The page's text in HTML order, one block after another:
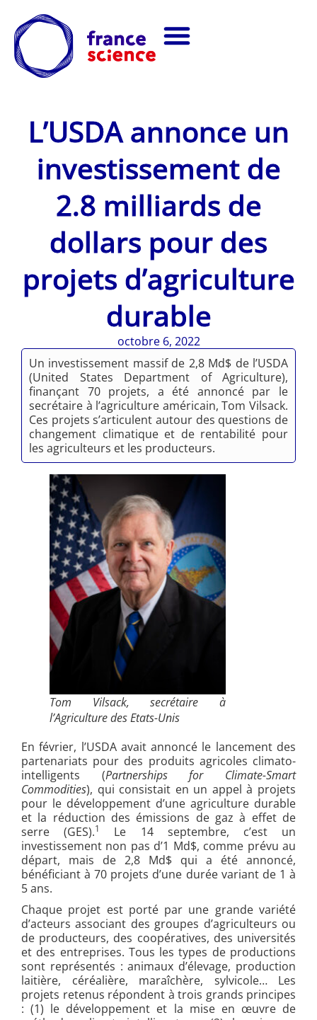
L’USDA annonce un
investissement de
2.8 milliards de
dollars pour des
projets d’agriculture
durable
octobre 6, 2022
Un investissement massif de 2,8 Md$ de l’USDA
(United States Department of Agriculture),
finançant 70 projets, a été annoncé par le
secrétaire à l’agriculture américain, Tom Vilsack.
Ces projets s’articulent autour des questions de
changement climatique et de rentabilité pour
les agriculteurs et les producteurs.
Tom Vilsack, secrétaire à
l’Agriculture des Etats-Unis
En février, l’USDA avait annoncé le lancement des
partenariats pour des produits agricoles climato-
intelligents (Partnerships for Climate-Smart
Commodities), qui consistait en un appel à projets
pour le développement d’une agriculture durable
et la réduction des émissions de gaz à effet de
serre (GES).1
Le 14 septembre, c’est un
investissement non pas d’1 Md$, comme prévu au
départ, mais de 2,8 Md$ qui a été annoncé,
bénéficiant à 70 projets d’une durée variant de 1 à
5 ans.
Chaque projet est porté par une grande variété
d’acteurs associant des groupes d’agriculteurs ou
de producteurs, des coopératives, des universités
et des entreprises. Tous les types de productions
sont représentés : animaux d’élevage, production
laitière, céréalière, maraîchère, sylvicole… Les
projets retenus répondent à trois grands principes
: (1) le développement et la mise en œuvre de